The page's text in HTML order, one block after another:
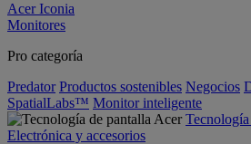
Acer Iconia
Monitores
Pro categoría
Predator Productos sostenibles Negocios
SpatialLabs™ Monitor inteligente
Electrónica y accesorios